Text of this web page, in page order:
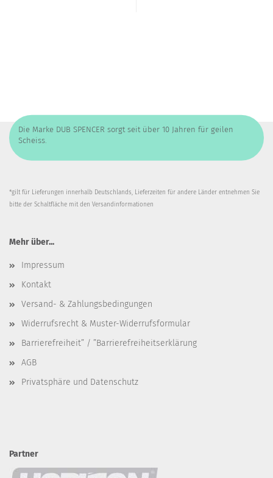
Die Marke DUB SPENCER sorgt seit über 10 Jahren für geilen
Scheiss.
*gilt für Lieferungen innerhalb Deutschlands, Lieferzeiten für andere Länder entnehmen Sie
bitte der Schaltfläche mit den Versandinformationen
Mehr über...
Impressum
Kontakt
Versand- & Zahlungsbedingungen
Widerrufsrecht & Muster-Widerrufsformular
Barrierefreiheit” / ”Barrierefreiheitserklärung
AGB
Privatsphäre und Datenschutz
Partner